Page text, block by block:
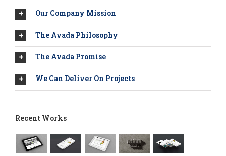
Our Company Mission
The Avada Philosophy
The Avada Promise
We Can Deliver On Projects
Recent Works